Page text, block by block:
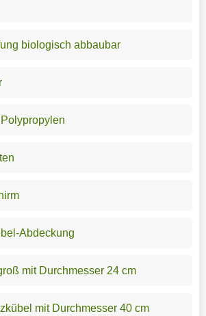
biologisch abbaubar
Abdeckung
mit Durchmesser 24 cm
mit Durchmesser 40 cm